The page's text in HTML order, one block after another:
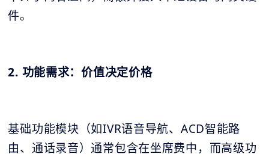
件。
2. 功能需求：价值决定价格
基础功能模块（如IVR语音导航、ACD智能路
由、通话录音）通常包含在坐席费中，而高级功